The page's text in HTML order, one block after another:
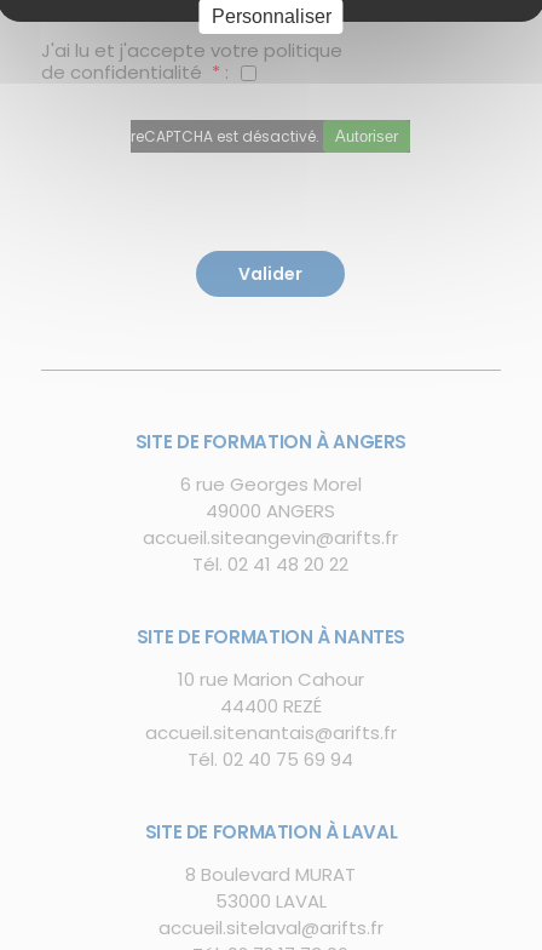
J'ai lu et j'accepte votre politique
de confidentialité * :
reCAPTCHA est désactivé. Autoriser
SITE DE FORMATION À ANGERS
6 rue Georges Morel
49000 ANGERS
accueil.siteangevin@arifts.fr
Tél. 02 41 48 20 22
SITE DE FORMATION À NANTES
10 rue Marion Cahour
44400 REZÉ
accueil.sitenantais@arifts.fr
Tél. 02 40 75 69 94
SITE DE FORMATION À LAVAL
8 Boulevard MURAT
53000 LAVAL
accueil.sitelaval@arifts.fr
Personnaliser